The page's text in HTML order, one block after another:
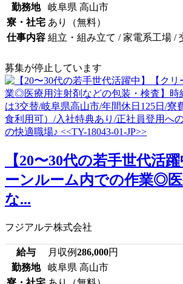
勤務地
岐阜県 高山市
寮・社宅 あり（無料）
仕事内容 組立・組み立て / 家電系工場 /
募集が停止しています
【20〜30代の若手世代活
ーンルーム内での作業◎医
な...
フジアルテ株式会社
給与 月収例286,000円
勤務地
岐阜県 高山市